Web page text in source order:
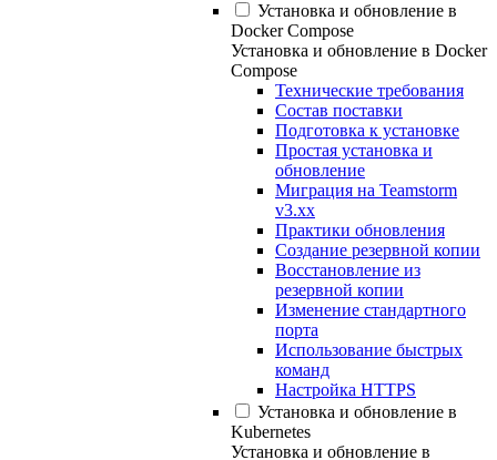
Установка и обновление в
Docker Compose
Установка и обновление в Docker
Compose
Технические требования
Состав поставки
Подготовка к установке
Простая установка и
обновление
Миграция на Teamstorm
v3.xx
Практики обновления
Создание резервной копии
Восстановление из
резервной копии
Изменение стандартного
порта
Использование быстрых
команд
Настройка HTTPS
Установка и обновление в
Kubernetes
Установка и обновление в